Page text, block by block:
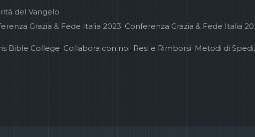
del Vangelo
Grazia & Fede Italia 2023, Conferenza Grazia & Fede Italia
Bible College, Collabora con noi, Resi e Rimborsi, Metodi di